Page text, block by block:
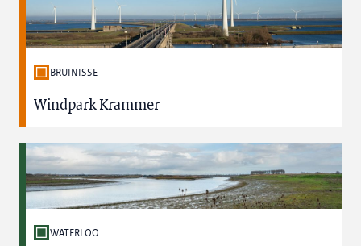
BRUINISSE
Windpark Krammer
WATERLOO